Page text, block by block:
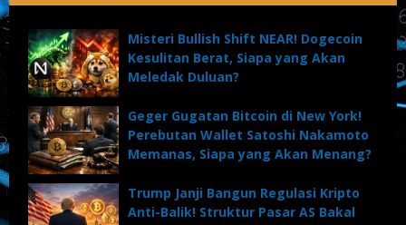
Misteri Bullish Shift NEAR! Dogecoin
Kesulitan Berat, Siapa yang Akan
Meledak Duluan?
Geger Gugatan Bitcoin di New York!
Perebutan Wallet Satoshi Nakamoto
Memanas, Siapa yang Akan Menang?
Trump Janji Bangun Regulasi Kripto
Anti-Balik! Struktur Pasar AS Bakal